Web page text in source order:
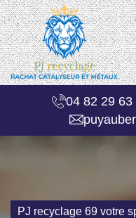
04 82 29 63
PJ recyclage 69 votre